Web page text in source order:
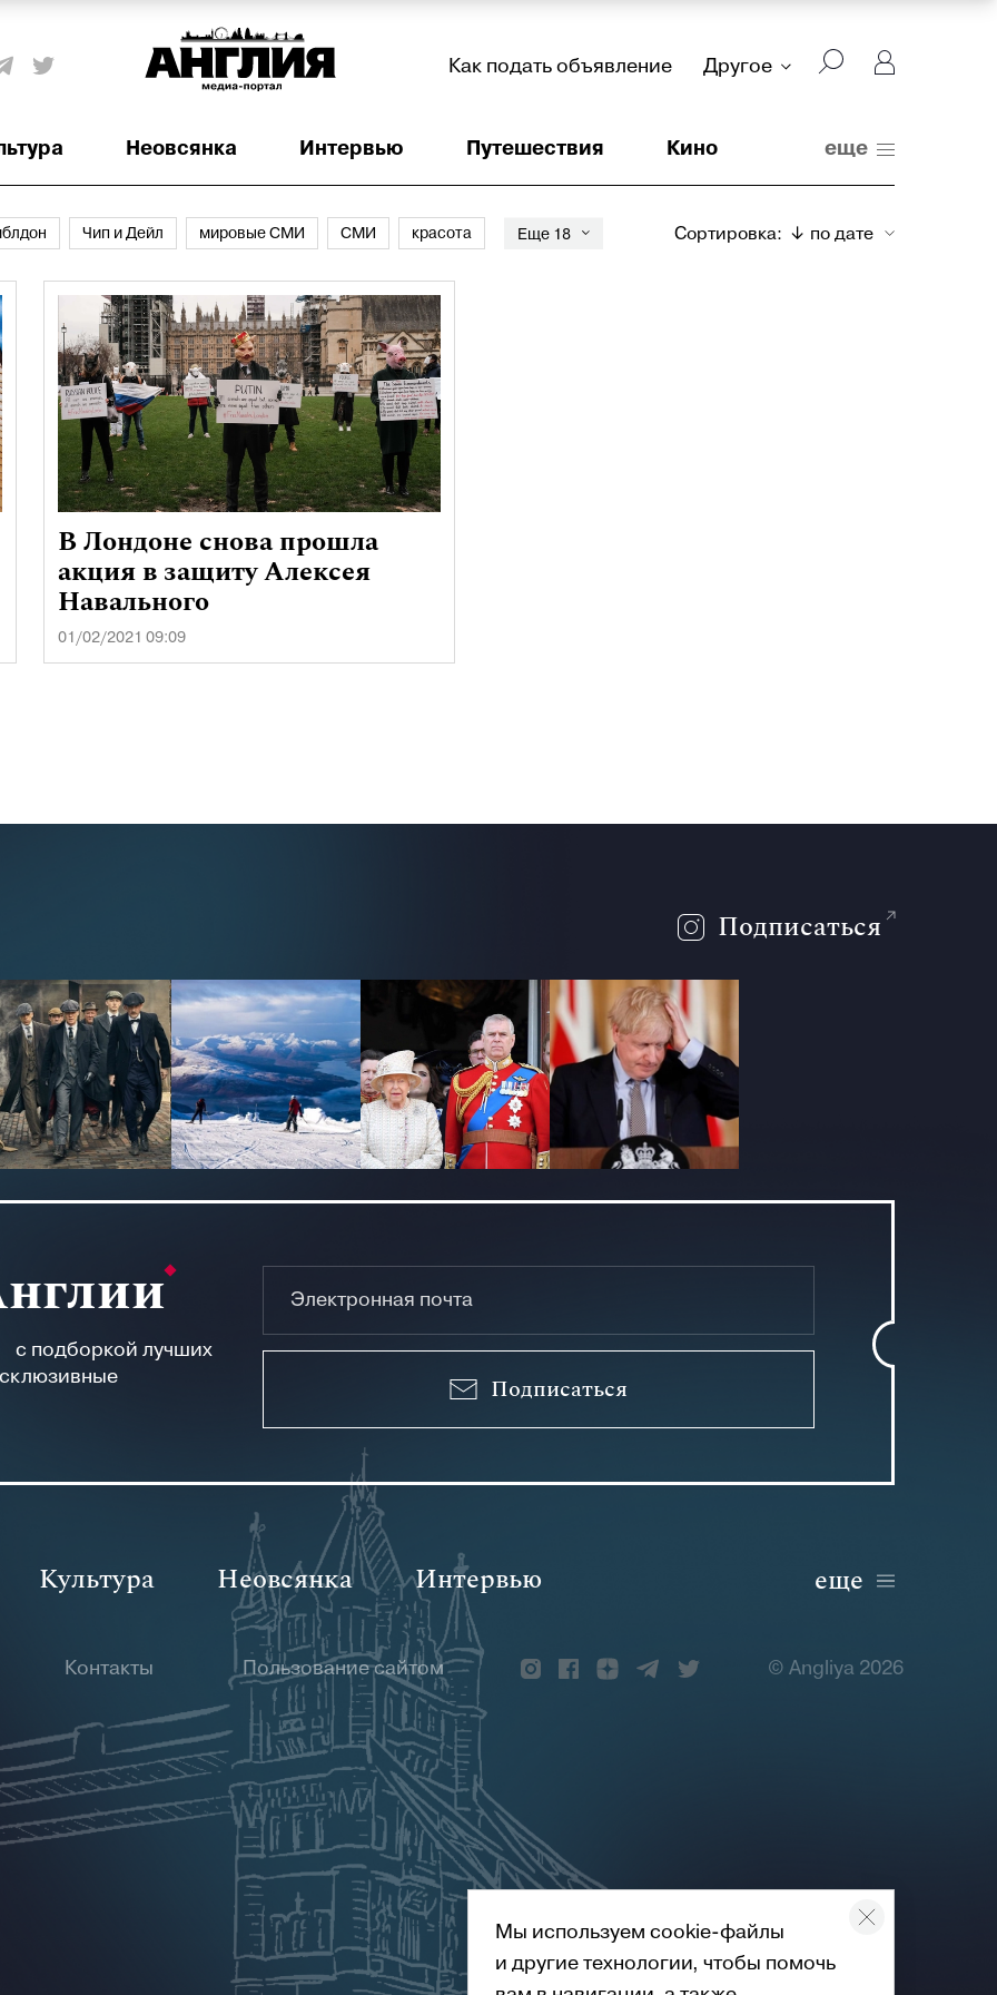
Как подать объявление Другое
Неовсянка Интервью Путешествия Кино еще
Чип и Дейл мировые СМИ СМИ красота Еще 18 Сортировка: ↓ по дате
В Лондоне снова прошла
акция в защиту Алексея
Навального
01/02/2021 09:09
Подписаться
с подборкой лучших
Подписаться
Культура Неовсянка Интервью еще
Контакты Пользование сайтом © Angliya 2026
Мы используем cookie-файлы
и другие технологии, чтобы помочь